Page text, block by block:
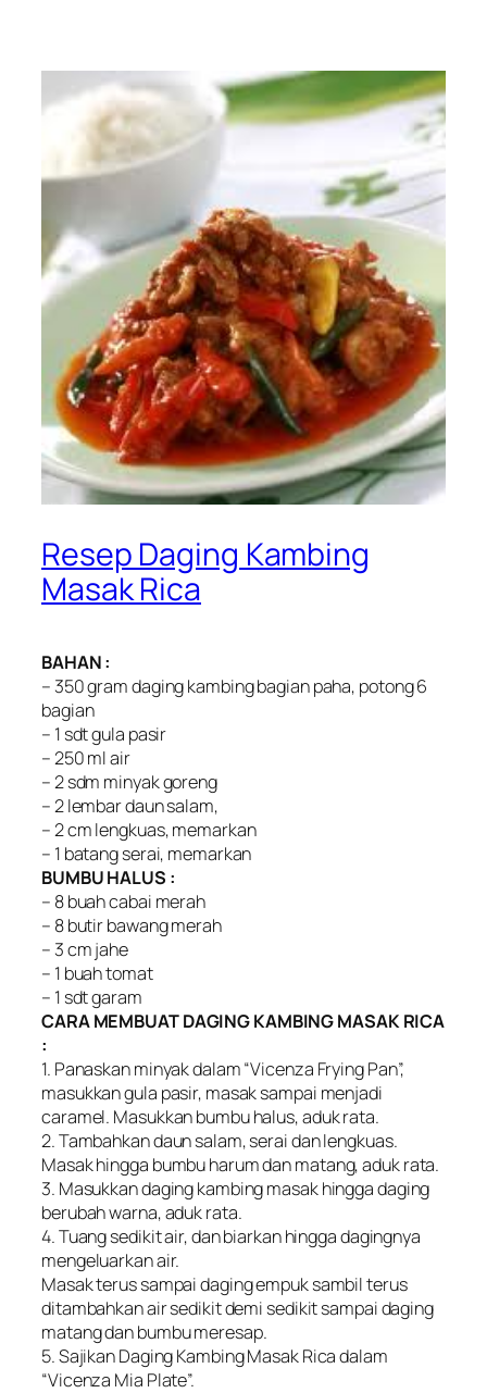
Resep Daging Kambing
Masak Rica
BAHAN :
– 350 gram daging kambing bagian paha, potong 6
bagian
– 1 sdt gula pasir
– 250 ml air
– 2 sdm minyak goreng
– 2 lembar daun salam,
– 2 cm lengkuas, memarkan
– 1 batang serai, memarkan
BUMBU HALUS :
– 8 buah cabai merah
– 8 butir bawang merah
– 3 cm jahe
– 1 buah tomat
– 1 sdt garam
CARA MEMBUAT DAGING KAMBING MASAK RICA
:
1. Panaskan minyak dalam “Vicenza Frying Pan”,
masukkan gula pasir, masak sampai menjadi
caramel. Masukkan bumbu halus, aduk rata.
2. Tambahkan daun salam, serai dan lengkuas.
Masak hingga bumbu harum dan matang, aduk rata.
3. Masukkan daging kambing masak hingga daging
berubah warna, aduk rata.
4. Tuang sedikit air, dan biarkan hingga dagingnya
mengeluarkan air.
Masak terus sampai daging empuk sambil terus
ditambahkan air sedikit demi sedikit sampai daging
matang dan bumbu meresap.
5. Sajikan Daging Kambing Masak Rica dalam
“Vicenza Mia Plate”.